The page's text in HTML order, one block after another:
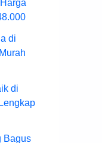
di
di
Bagus